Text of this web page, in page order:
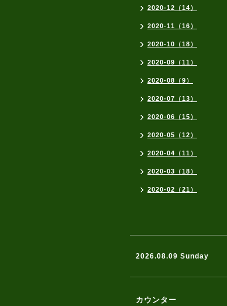
2020-12（14）
2020-11（16）
2020-10（18）
2020-09（11）
2020-08（9）
2020-07（13）
2020-06（15）
2020-05（12）
2020-04（11）
2020-03（18）
2020-02（21）
2026.08.09 Sunday
カウンター